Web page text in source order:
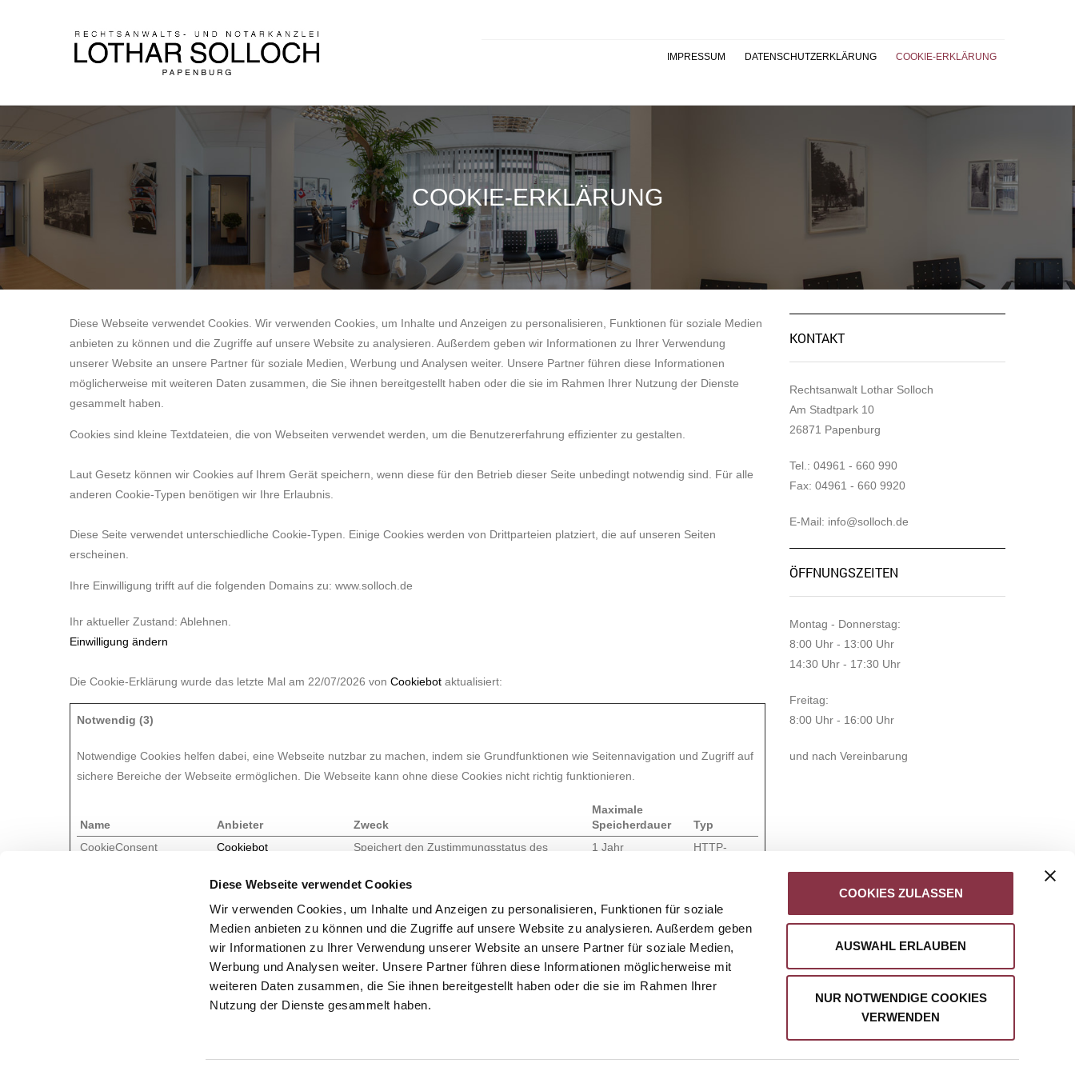
Diese Webseite verwendet Cookies
Wir verwenden Cookies, um Inhalte und Anzeigen zu personalisieren, Funktionen für soziale
Medien anbieten zu können und die Zugriffe auf unsere Website zu analysieren. Außerdem geben
wir Informationen zu Ihrer Verwendung unserer Website an unsere Partner für soziale Medien,
Werbung und Analysen weiter. Unsere Partner führen diese Informationen möglicherweise mit
weiteren Daten zusammen, die Sie ihnen bereitgestellt haben oder die sie im Rahmen Ihrer
Nutzung der Dienste gesammelt haben.
COOKIES ZULASSEN
AUSWAHL ERLAUBEN
NUR NOTWENDIGE COOKIES
VERWENDEN
IMPRESSUM DATENSCHUTZERKLÄRUNG COOKIE-ERKLÄRUNG
COOKIE-ERKLÄRUNG
Diese Webseite verwendet Cookies. Wir verwenden Cookies, um Inhalte und Anzeigen zu personalisieren, Funktionen für soziale Medien
anbieten zu können und die Zugriffe auf unsere Website zu analysieren. Außerdem geben wir Informationen zu Ihrer Verwendung
unserer Website an unsere Partner für soziale Medien, Werbung und Analysen weiter. Unsere Partner führen diese Informationen
möglicherweise mit weiteren Daten zusammen, die Sie ihnen bereitgestellt haben oder die sie im Rahmen Ihrer Nutzung der Dienste
gesammelt haben.
Cookies sind kleine Textdateien, die von Webseiten verwendet werden, um die Benutzererfahrung effizienter zu gestalten.
Laut Gesetz können wir Cookies auf Ihrem Gerät speichern, wenn diese für den Betrieb dieser Seite unbedingt notwendig sind. Für alle
anderen Cookie-Typen benötigen wir Ihre Erlaubnis.
Diese Seite verwendet unterschiedliche Cookie-Typen. Einige Cookies werden von Drittparteien platziert, die auf unseren Seiten
erscheinen.
Ihre Einwilligung trifft auf die folgenden Domains zu: www.solloch.de
Ihr aktueller Zustand: Ablehnen.
Einwilligung ändern
Die Cookie-Erklärung wurde das letzte Mal am 22/07/2026 von Cookiebot aktualisiert:
Notwendig (3)
Notwendige Cookies helfen dabei, eine Webseite nutzbar zu machen, indem sie Grundfunktionen wie Seitennavigation und Zugriff auf
sichere Bereiche der Webseite ermöglichen. Die Webseite kann ohne diese Cookies nicht richtig funktionieren.
Name Anbieter Zweck
Maximale
Speicherdauer
Typ
CookieConsent
Cookiebot
Speichert den Zustimmungsstatus des
Domäne.
1 Jahr
HTTP-
Browser des Benutzers Cookies unterstützt.
Cookie
Dieses Cookie ist mit einem Bündel von
Cookies verbunden, die dem Zweck der
Bereitstellung und Präsentation von Inhalten
dienen. Die Cookies behalten den korrekten
Zustand von Schriftart,
Sitzung
HTML Local
Storage
KONTAKT
Rechtsanwalt Lothar Solloch
Am Stadtpark 10
26871 Papenburg
Tel.: 04961 - 660 990
Fax: 04961 - 660 9920
E-Mail: info@solloch.de
ÖFFNUNGSZEITEN
Montag - Donnerstag:
8:00 Uhr - 13:00 Uhr
14:30 Uhr - 17:30 Uhr
Freitag:
8:00 Uhr - 16:00 Uhr
und nach Vereinbarung